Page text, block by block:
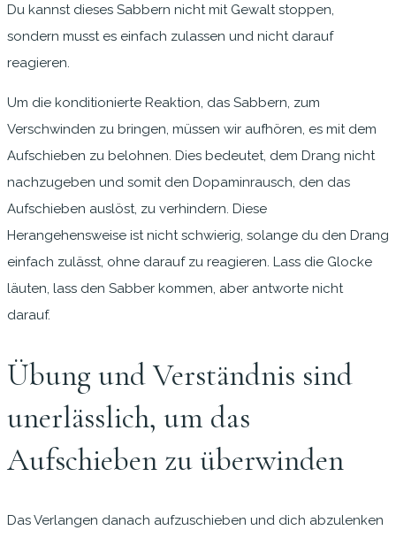
Du kannst dieses Sabbern nicht mit Gewalt stoppen,
sondern musst es einfach zulassen und nicht darauf
reagieren.
Um die konditionierte Reaktion, das Sabbern, zum
Verschwinden zu bringen, müssen wir aufhören, es mit dem
Aufschieben zu belohnen. Dies bedeutet, dem Drang nicht
nachzugeben und somit den Dopaminrausch, den das
Aufschieben auslöst, zu verhindern. Diese
Herangehensweise ist nicht schwierig, solange du den Drang
einfach zulässt, ohne darauf zu reagieren. Lass die Glocke
läuten, lass den Sabber kommen, aber antworte nicht
darauf.
Übung und Verständnis sind
unerlässlich, um das
Aufschieben zu überwinden
Das Verlangen danach aufzuschieben und dich abzulenken